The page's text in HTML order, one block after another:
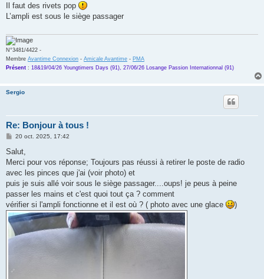
s
a
Il faut des rivets pop
L’ampli est sous le siège passager
N°3481/4422 -
Membre Avantime Connexion - Amicale Avantime - PMA
Présent : 18&19/04/26 Youngtimers Days (91), 27/06/26 Losange Passion Internationnal (91)
Sergio
Re: Bonjour à tous !
M
s
a
g
20 oct. 2025, 17:42
Salut,
Merci pour vos réponse; Toujours pas réussi à retirer le poste de radio
avec les pinces que j'ai (voir photo) et
puis je suis allé voir sous le siège passager....oups! je peus à peine
passer les mains et c'est quoi tout ça ? comment
vérifier si l'ampli fonctionne et il est où ? ( photo avec une glace
)